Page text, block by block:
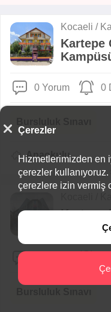
Kocaeli /
Kartepe
0 Yorum 0
Anaokulu
Kartepe
Çerezler
Hizmetlerimizden en
çerezler kullanıyoruz.
çerezlere izin vermiş